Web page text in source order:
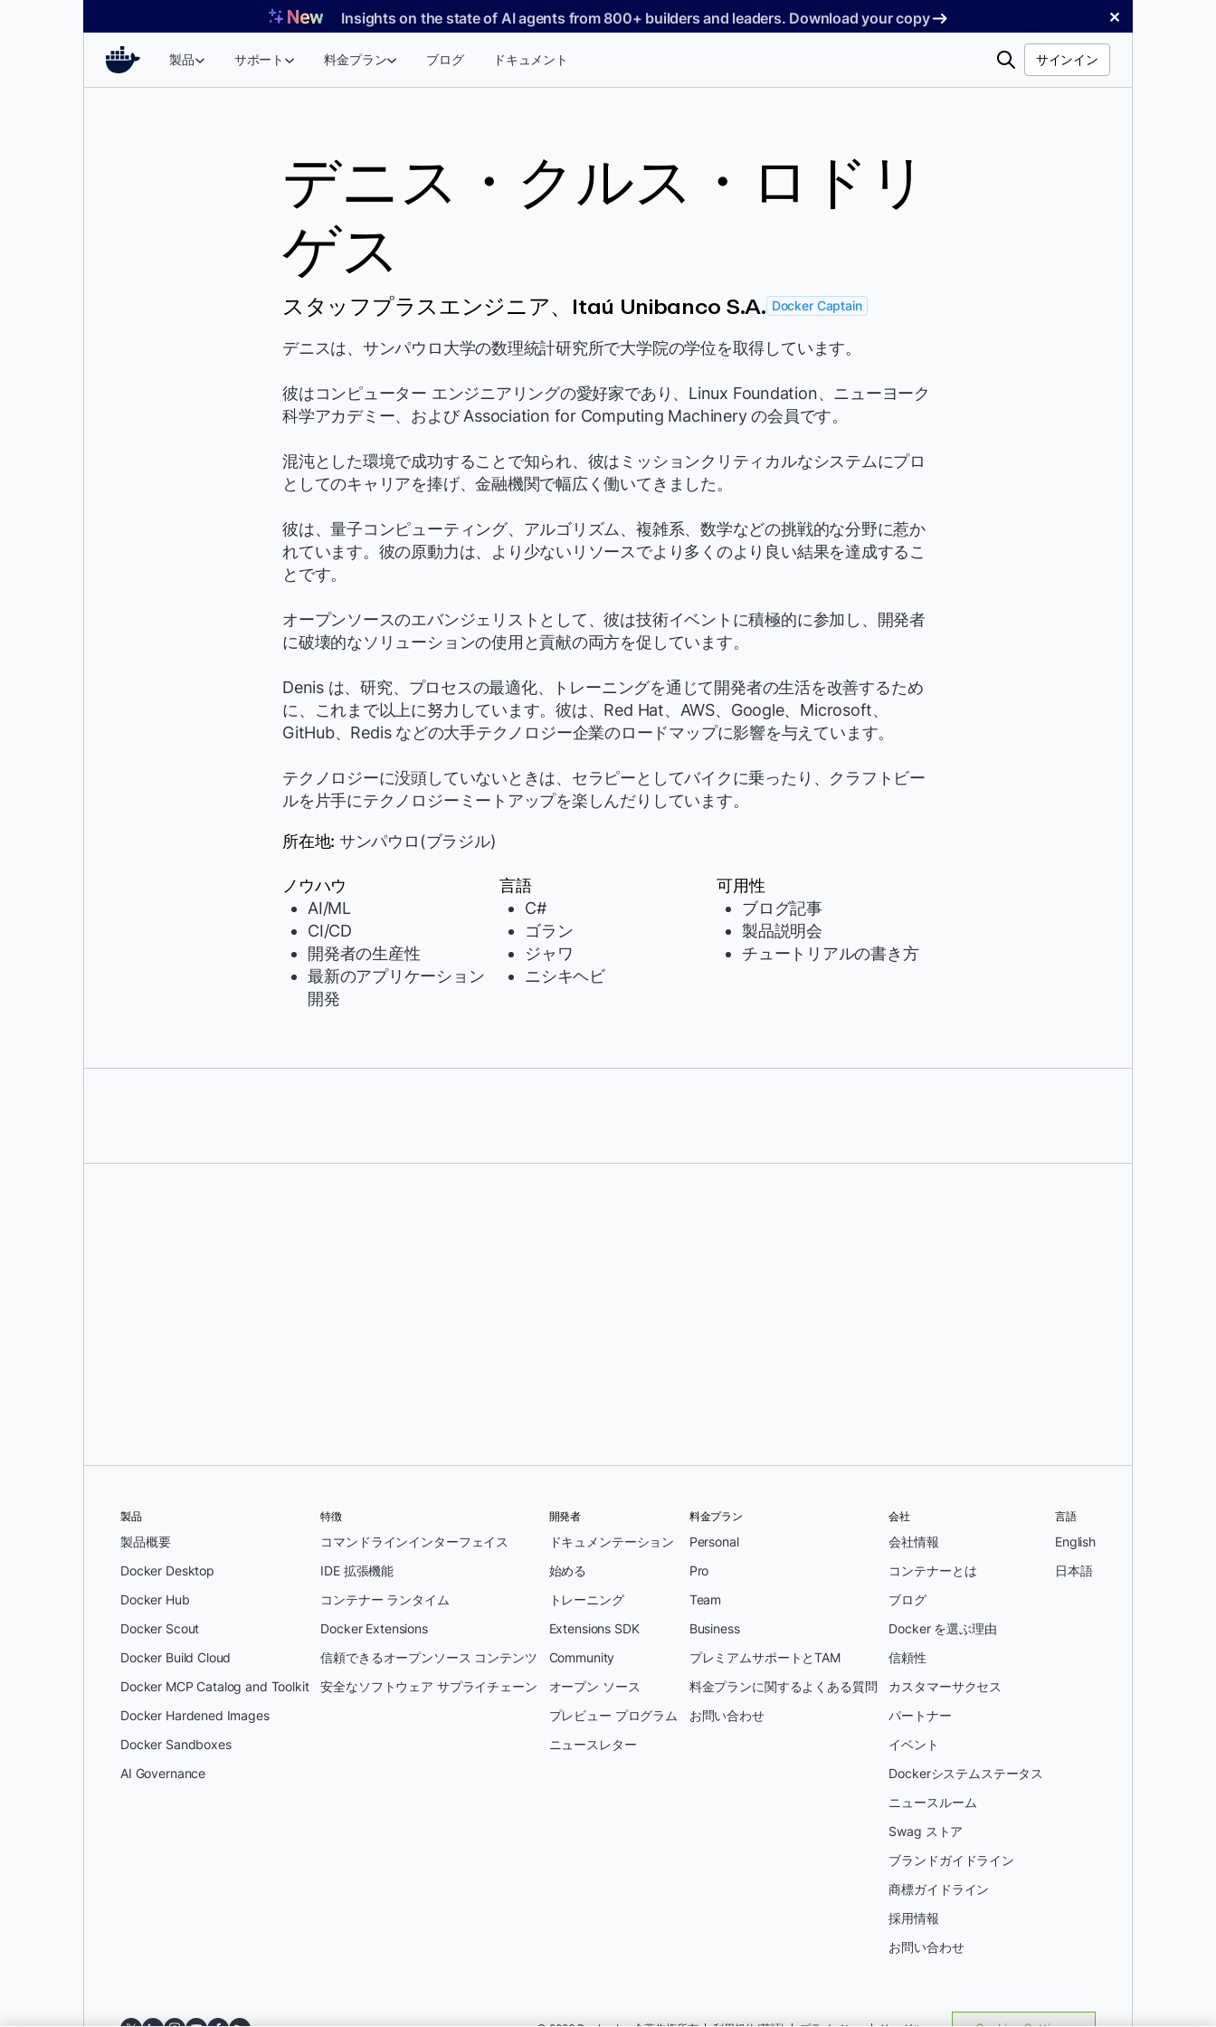
Insights on the state of AI agents from 800+ builders and leaders. Download your copy ✕
製品 サポート 料金プラン ブログ ドキュメント
検
サインイン
デニス・クルス・ロドリ
ゲス
スタッフプラスエンジニア、Itaú Unibanco S.A. Docker Captain
デニスは、サンパウロ大学の数理統計研究所で大学院の学位を取得しています。
彼はコンピューター エンジニアリングの愛好家であり、Linux Foundation、ニューヨーク
科学アカデミー、および Association for Computing Machinery の会員です。
混沌とした環境で成功することで知られ、彼はミッションクリティカルなシステムにプロ
としてのキャリアを捧げ、金融機関で幅広く働いてきました。
彼は、量子コンピューティング、アルゴリズム、複雑系、数学などの挑戦的な分野に惹か
れています。彼の原動力は、より少ないリソースでより多くのより良い結果を達成するこ
とです。
オープンソースのエバンジェリストとして、彼は技術イベントに積極的に参加し、開発者
に破壊的なソリューションの使用と貢献の両方を促しています。
Denis は、研究、プロセスの最適化、トレーニングを通じて開発者の生活を改善するため
に、これまで以上に努力しています。彼は、Red Hat、AWS、Google、Microsoft、
GitHub、Redis などの大手テクノロジー企業のロードマップに影響を与えています。
テクノロジーに没頭していないときは、セラピーとしてバイクに乗ったり、クラフトビー
ルを片手にテクノロジーミートアップを楽しんだりしています。
所在地: サンパウロ(ブラジル)
ノウハウ
AI/ML
CI/CD
開発者の生産性
最新のアプリケーション
開発
言語
C#
ゴラン
ジャワ
ニシキヘビ
可用性
ブログ記事
製品説明会
チュートリアルの書き方
製品
製品概要
Docker Desktop
Docker Hub
Docker Scout
Docker Build Cloud
Docker MCP Catalog and Toolkit
Docker Hardened Images
Docker Sandboxes
AI Governance
特徴
コマンドラインインターフェイス
IDE 拡張機能
コンテナー ランタイム
Docker Extensions
信頼できるオープンソース コンテンツ
安全なソフトウェア サプライチェーン
開発者
ドキュメンテーション
始める
トレーニング
Extensions SDK
Community
オープン ソース
プレビュー プログラム
ニュースレター
料金プラン
Personal
Pro
Team
Business
プレミアムサポートとTAM
料金プランに関するよくある質問
お問い合わせ
会社
会社情報
コンテナーとは
ブログ
Docker を選ぶ理由
信頼性
カスタマーサクセス
パートナー
イベント
Dockerシステムステータス
ニュースルーム
Swag ストア
ブランドガイドライン
商標ガイドライン
採用情報
お問い合わせ
言語
English
日本語